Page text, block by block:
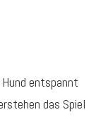
entspannt
das Spiel